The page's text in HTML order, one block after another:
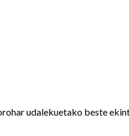
udalekuetako beste